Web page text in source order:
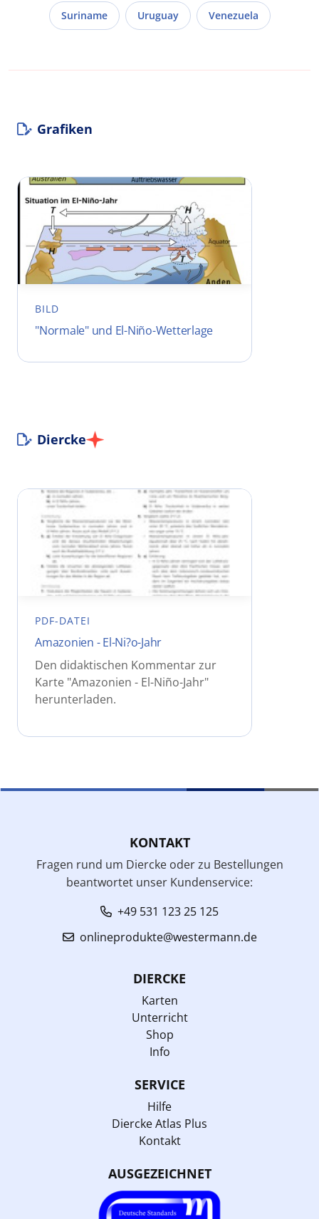
Suriname Uruguay Venezuela
Grafiken
BILD
"Normale" und El-Niño-Wetterlage
Diercke
PDF-DATEI
Amazonien - El-Ni?o-Jahr
Den didaktischen Kommentar zur
Karte "Amazonien - El-Niño-Jahr"
herunterladen.
KONTAKT
Fragen rund um Diercke oder zu Bestellungen
beantwortet unser Kundenservice:
+49 531 123 25 125
onlineprodukte@westermann.de
DIERCKE
Karten
Unterricht
Shop
Info
SERVICE
Hilfe
Diercke Atlas Plus
Kontakt
AUSGEZEICHNET